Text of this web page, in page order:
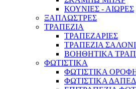
ΚΟΥΝΙΕΣ - ΑΙΩΡΕΣ
ΞΑΠΛΩΣΤΡΕΣ
ΤΡΑΠΕΖΙΑ
ΤΡΑΠΕΖΑΡΙΕΣ
ΤΡΑΠΕΖΙΑ
ΒΟΗΘΗΤΙΚΑ
ΦΩΤΙΣΤΙΚΑ
ΦΩΤΙΣΤΙΚΑ
ΦΩΤΙΣΤΙΚΑ